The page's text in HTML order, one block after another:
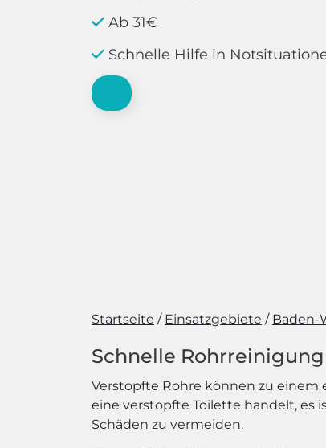
Ab 31€
Schnelle Hilfe in
Startseite Einsatzgebiete Baden-
Schnelle
Verstopfte Rohre können zu einem
eine verstopfte Toilette handelt, es
Schäden zu vermeiden.